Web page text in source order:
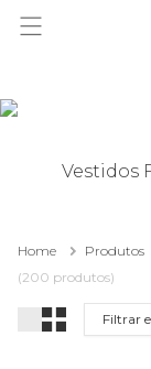
você merece
Vestidos
Home Produtos
(200 produtos)
Filtrar